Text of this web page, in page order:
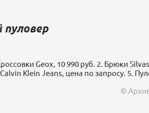
пуловер
Geox, 10 990 руб. 2. Брюки
Calvin Klein Jeans, цена по запросу. 5.
©